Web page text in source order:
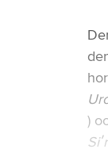
)